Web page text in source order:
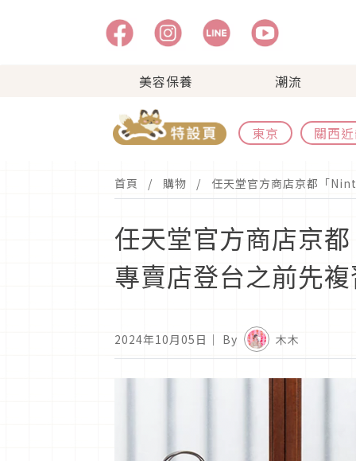
美容保養 潮流
東京 關西
首頁 購物 任天堂官方商店京都「
任天堂官方商店京
專賣店登台之前先
2024年10月05日 ｜ By 木木